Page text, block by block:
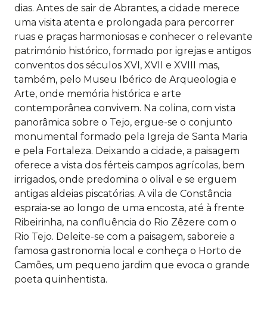
dias. Antes de sair de Abrantes, a cidade merece
uma visita atenta e prolongada para percorrer
ruas e praças harmoniosas e conhecer o relevante
património histórico, formado por igrejas e antigos
conventos dos séculos XVI, XVII e XVIII mas,
também, pelo Museu Ibérico de Arqueologia e
Arte, onde memória histórica e arte
contemporânea convivem. Na colina, com vista
panorâmica sobre o Tejo, ergue-se o conjunto
monumental formado pela Igreja de Santa Maria
e pela Fortaleza. Deixando a cidade, a paisagem
oferece a vista dos férteis campos agrícolas, bem
irrigados, onde predomina o olival e se erguem
antigas aldeias piscatórias. A vila de Constância
espraia-se ao longo de uma encosta, até à frente
Ribeirinha, na confluência do Rio Zêzere com o
Rio Tejo. Deleite-se com a paisagem, saboreie a
famosa gastronomia local e conheça o Horto de
Camões, um pequeno jardim que evoca o grande
poeta quinhentista.